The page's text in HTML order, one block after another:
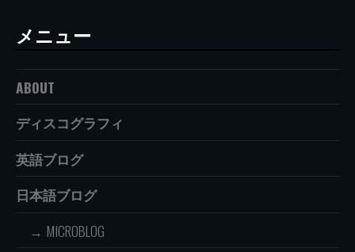
メニュー
ABOUT
ディスコグラフィ
英語ブログ
日本語ブログ
MICROBLOG